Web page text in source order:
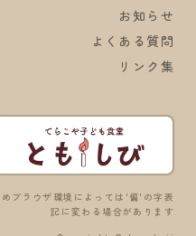
お知らせ
よくある質問
リンク集
ブラウザ環境によっては'偏'の字表
記に変わる場合があります